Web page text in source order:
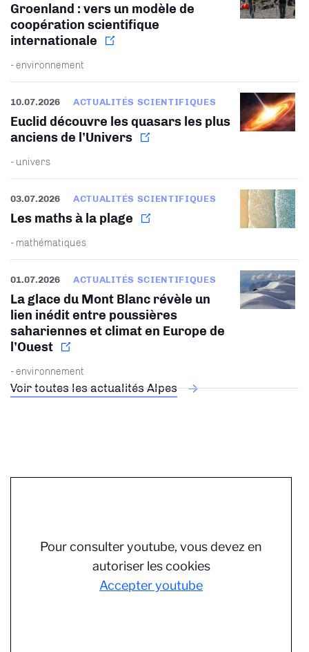
Voir toutes les actualités Alpes
Groenland : vers un modèle de
coopération scientifique
internationale
- environnement
10.07.2026 ACTUALITÉS SCIENTIFIQUES
Euclid découvre les quasars les plus
anciens de l’Univers
- univers
03.07.2026 ACTUALITÉS SCIENTIFIQUES
Les maths à la plage
- mathématiques
01.07.2026 ACTUALITÉS SCIENTIFIQUES
La glace du Mont Blanc révèle un
lien inédit entre poussières
sahariennes et climat en Europe de
l’Ouest
- environnement
Pour consulter youtube, vous devez en
autoriser les cookies
Accepter youtube